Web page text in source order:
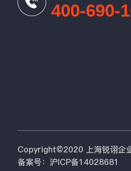
400-690-
Copyright©2020 上海锐诩企
备案号：沪ICP备14028681